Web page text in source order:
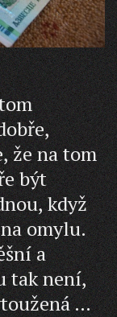
že na tom
být
když
omylu.
a
tak není,
…